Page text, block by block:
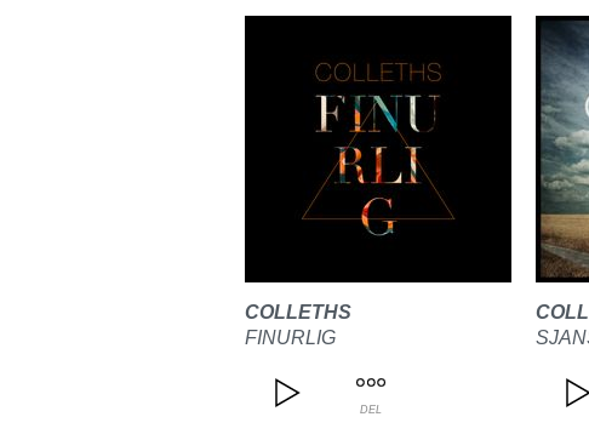
COLLETHS
FINURLIG
DEL